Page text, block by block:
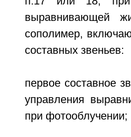
выравнивающей
сополимер,
составных звеньев:
первое составное
управления
при фотооблучении;